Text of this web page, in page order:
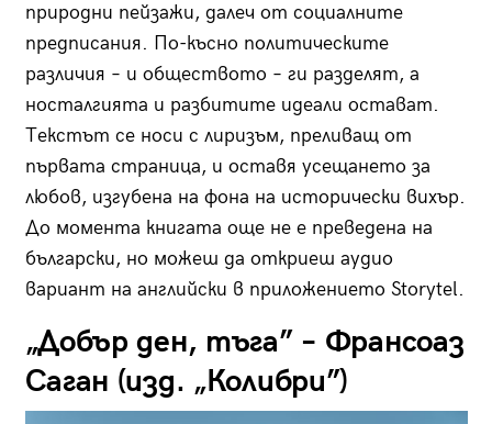
природни пейзажи, далеч от социалните
предписания. По-късно политическите
различия – и обществото – ги разделят, а
носталгията и разбитите идеали остават.
Текстът се носи с лиризъм, преливащ от
първата страница, и оставя усещането за
любов, изгубена на фона на исторически вихър.
До момента книгата още не е преведена на
български, но можеш да откриеш аудио
вариант на английски в приложението Storytel.
„Добър ден, тъга” – Франсоаз
Саган (изд. „Колибри”)